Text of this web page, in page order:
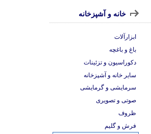
خانه و آشپزخانه
ابزارآلات
باغ و باغچه
دکوراسیون و تزئینات
سایر خانه و آشپزخانه
سرمایشی و گرمایشی
صوتی و تصویری
ظروف
فرش و گلیم